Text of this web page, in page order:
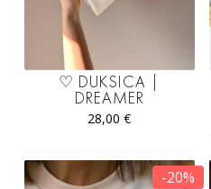
♡ DUKSICA |
DREAMER
28,00€
-20%